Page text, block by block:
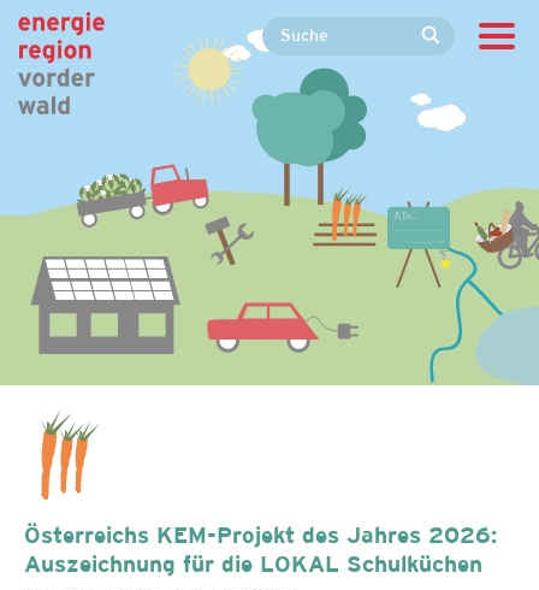
Österreichs KEM-Projekt des Jahres 2026:
Auszeichnung für die LOKAL Schulküchen